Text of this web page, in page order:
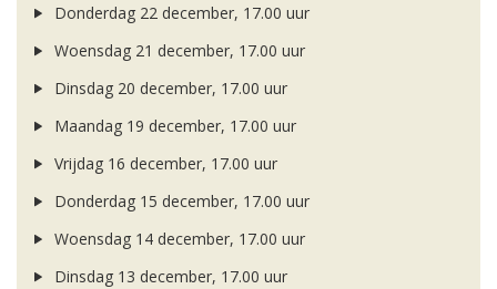
Donderdag 22 december, 17.00 uur
Woensdag 21 december, 17.00 uur
Dinsdag 20 december, 17.00 uur
Maandag 19 december, 17.00 uur
Vrijdag 16 december, 17.00 uur
Donderdag 15 december, 17.00 uur
Woensdag 14 december, 17.00 uur
Dinsdag 13 december, 17.00 uur